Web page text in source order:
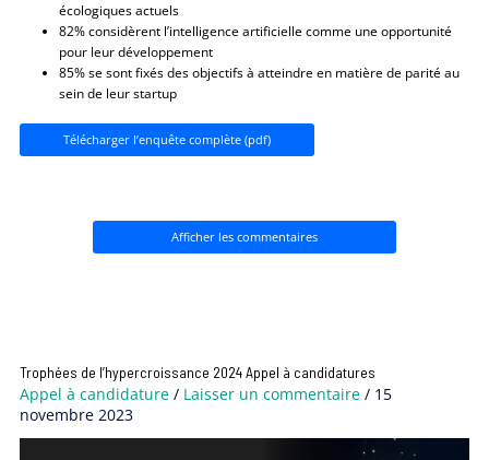
écologiques actuels
82% considèrent l’intelligence artificielle comme une opportunité
pour leur développement
85% se sont fixés des objectifs à atteindre en matière de parité au
sein de leur startup
Télécharger l’enquête complète (pdf)
Afficher les commentaires
Trophées de l’hypercroissance 2024 Appel à candidatures
Appel à candidature / Laisser un commentaire / 15
novembre 2023